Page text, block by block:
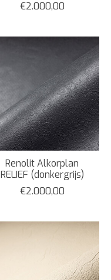
€2.000,00
Renolit Alkorplan
RELIEF (donkergrijs)
€2.000,00